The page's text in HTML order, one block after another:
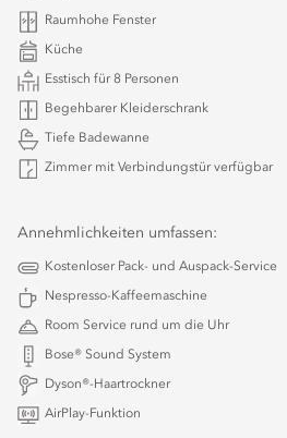
Raumhohe Fenster
Küche
Esstisch für 8 Personen
Begehbarer Kleiderschrank
Tiefe Badewanne
Zimmer mit Verbindungstür verfügbar
Annehmlichkeiten umfassen:
Kostenloser Pack- und Auspack-Service
Nespresso-Kaffeemaschine
Room Service rund um die Uhr
Bose® Sound System
Dyson®-Haartrockner
AirPlay-Funktion